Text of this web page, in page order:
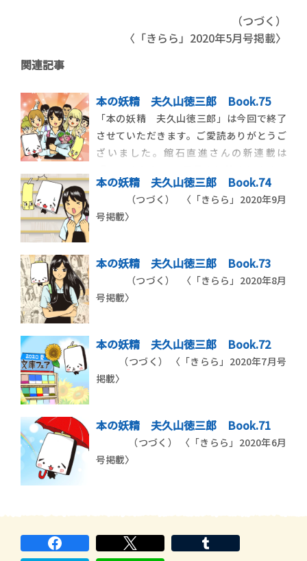
（つづく）
〈「きらら」2020年5月号掲載〉
関連記事
本の妖精 夫久山徳三郎 Book.75
「本の妖精 夫久山徳三郎」は今回で終了
させていただきます。ご愛読ありがとうご
ざいました。館石直進さんの新連載は
〈「きらら」2020年10月号掲載〉
本の妖精 夫久山徳三郎 Book.74
（つづく） 〈「きらら」2020年9月
号掲載〉
本の妖精 夫久山徳三郎 Book.73
（つづく） 〈「きらら」2020年8月
号掲載〉
本の妖精 夫久山徳三郎 Book.72
（つづく） 〈「きらら」2020年7月号
掲載〉
本の妖精 夫久山徳三郎 Book.71
（つづく） 〈「きらら」2020年6月
号掲載〉